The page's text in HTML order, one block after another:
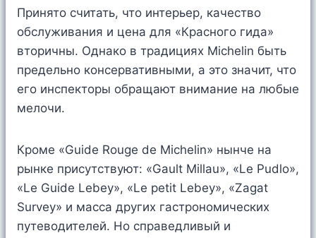
Принято считать, что интерьер, качество
обслуживания и цена для «Красного гида»
вторичны. Однако в традициях Michelin быть
предельно консервативными, а это значит, что
его инспекторы обращают внимание на любые
мелочи.
Кроме «Guide Rouge de Michelin» нынче на
рынке присутствуют: «Gault Millau», «Le Pudlo»,
«Le Guide Lebey», «Le petit Lebey», «Zagat
Survey» и масса других гастрономических
путеводителей. Но справедливый и